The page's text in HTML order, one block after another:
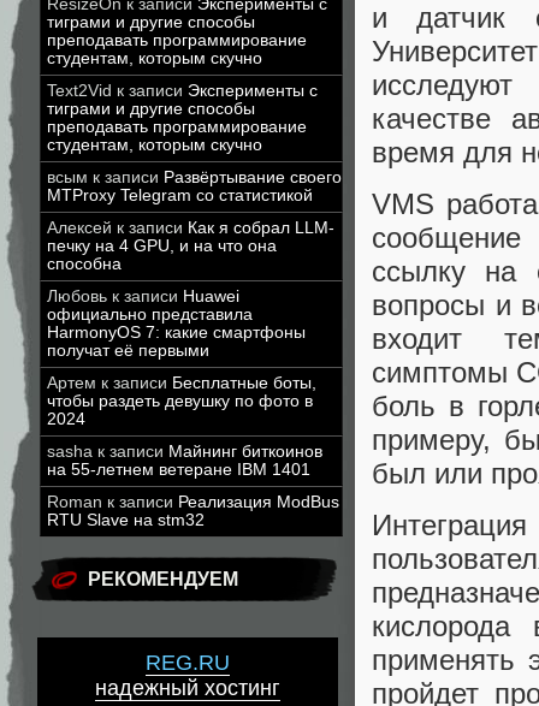
ResizeOn к записи Эксперименты с
тиграми и другие способы
преподавать программирование
студентам, которым скучно
Text2Vid к записи Эксперименты с
тиграми и другие способы
преподавать программирование
студентам, которым скучно
всым к записи Развёртывание своего
MTProxy Telegram со статистикой
Алексей к записи Как я собрал LLM-
печку на 4 GPU, и на что она
способна
Любовь к записи Huawei
официально представила
HarmonyOS 7: какие смартфоны
получат её первыми
Артем к записи Бесплатные боты,
чтобы раздеть девушку по фото в
2024
sasha к записи Майнинг биткоинов
на 55-летнем ветеране IBM 1401
Roman к записи Реализация ModBus
RTU Slave на stm32
РЕКОМЕНДУЕМ
REG.RU
надежный хостинг
и датчик
качестве
время для
VMS
сообщение
ссылку на
вопросы и
входит
симптомы
боль в
примеру,
был или
применять
пройдет